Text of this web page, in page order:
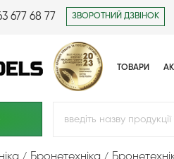
677 68 77 ЗВОРОТНИЙ ДЗВІНОК
ТОВАРИ